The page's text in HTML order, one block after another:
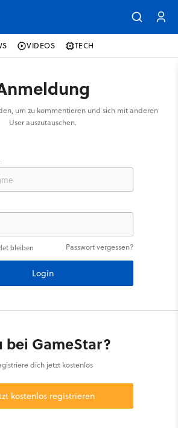
VIDEOS TECH
um zu kommentieren und sich mit anderen
User auszutauschen.
bleiben Passwort vergessen?
Login
bei GameStar?
dich jetzt kostenlos
kostenlos registrieren